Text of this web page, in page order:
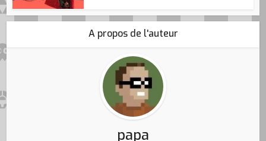
A propos de l'auteur
papa